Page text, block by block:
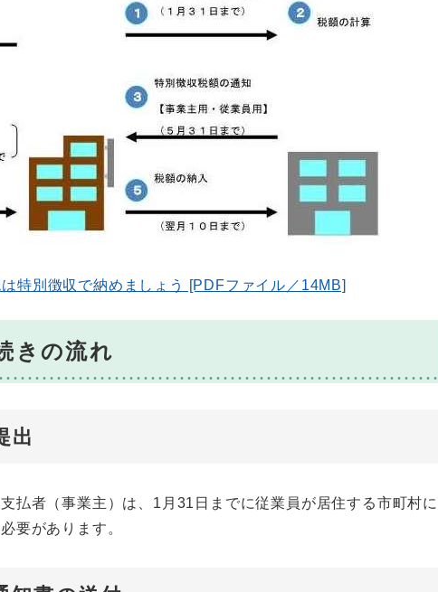
特別徴収で納めましょう [PDFファイル／14MB]
きの流れ
出
払者（事業主）は、1月31日までに従業員が居住する市町村に
要があります。